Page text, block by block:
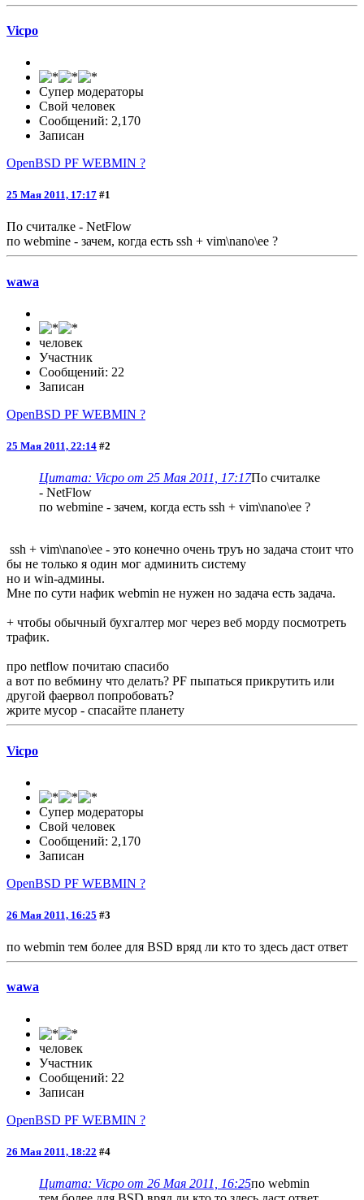
Vicpo
Супер модераторы
Свой человек
Сообщений: 2,170
Записан
OpenBSD PF WEBMIN ?
25 Мая 2011, 17:17 #1
По считалке - NetFlow
по webmine - зачем, когда есть ssh + vim\nano\ee ?
wawa
человек
Участник
Сообщений: 22
Записан
OpenBSD PF WEBMIN ?
25 Мая 2011, 22:14 #2
Цитата: Vicpo от 25 Мая 2011, 17:17По считалке
- NetFlow
по webmine - зачем, когда есть ssh + vim\nano\ee ?
ssh + vim\nano\ee - это конечно очень труъ но задача стоит что
бы не только я один мог админить систему
но и win-админы.
Мне по сути нафик webmin не нужен но задача есть задача.
+ чтобы обычный бухгалтер мог через веб морду посмотреть
трафик.
про netflow почитаю спасибо
а вот по вебмину что делать? PF пыпаться прикрутить или
другой фаервол попробовать?
жрите мусор - спасайте планету
Vicpo
Супер модераторы
Свой человек
Сообщений: 2,170
Записан
OpenBSD PF WEBMIN ?
26 Мая 2011, 16:25 #3
по webmin тем более для BSD вряд ли кто то здесь даст ответ
wawa
человек
Участник
Сообщений: 22
Записан
OpenBSD PF WEBMIN ?
26 Мая 2011, 18:22 #4
Цитата: Vicpo от 26 Мая 2011, 16:25по webmin